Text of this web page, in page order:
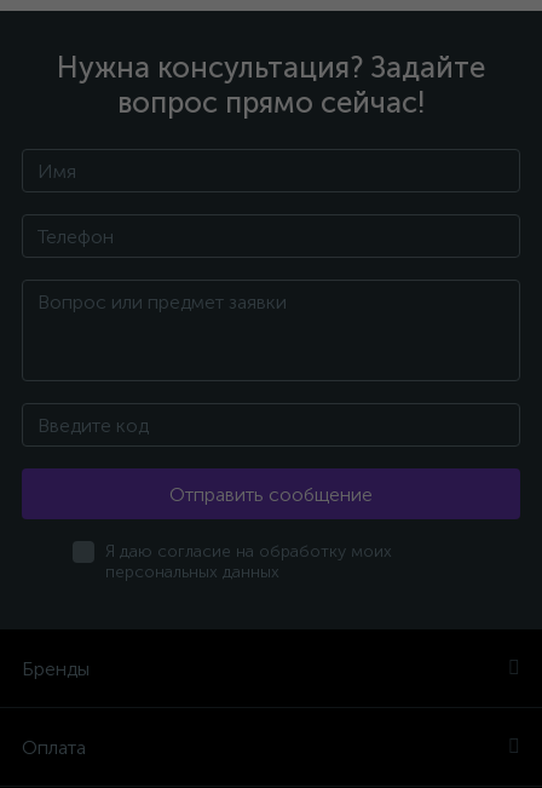
Нужна консультация? Задайте
вопрос прямо сейчас!
Отправить сообщение
Я даю согласие на обработку моих
персональных данных
Бренды
Оплата